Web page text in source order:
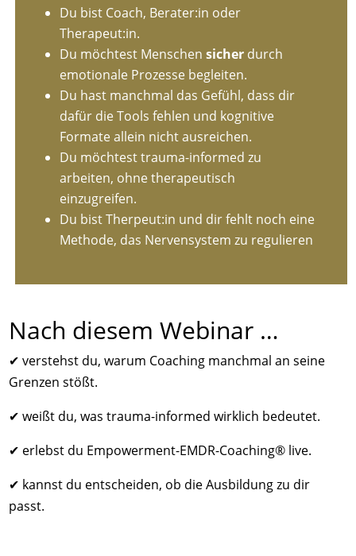
Du bist Coach, Berater:in oder
Therapeut:in.
Du möchtest Menschensicher durch
emotionale Prozesse begleiten.
Du hast manchmal das Gefühl, dass dir
dafür die Tools fehlen und kognitive
Formate allein nicht ausreichen.
Du möchtest trauma-informed zu
arbeiten, ohne therapeutisch
einzugreifen.
Du bist Therpeut:in und dir fehlt noch eine
Methode, das Nervensystem zu regulieren
Nach diesem Webinar …
✔ verstehst du, warum Coaching manchmal an seine
Grenzen stößt.
✔ weißt du, was trauma-informed wirklich bedeutet.
✔ erlebst du Empowerment-EMDR-Coaching® live.
✔ kannst du entscheiden, ob die Ausbildung zu dir
passt.